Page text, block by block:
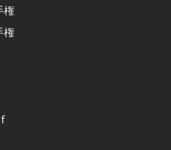
権
権